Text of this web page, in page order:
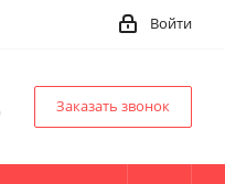
Войти
Заказать звонок